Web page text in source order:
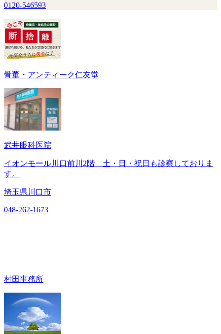
0120-546593
骨董・アンティーク仁友堂
武井眼科医院
イオンモール川口前川2階 土・日・祝日も診察しておりま
す。
埼玉県川口市
048-262-1673
村田事務所